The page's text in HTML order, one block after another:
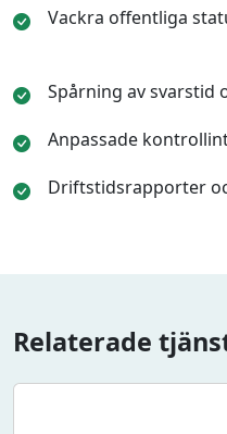
Vackra offentliga
Spårning av svarstid
Anpassade
Driftstidsrapporter
Relaterade